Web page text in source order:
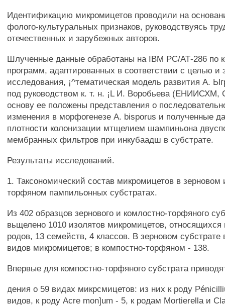
Идентификацию микромицетов проводили на
фолого-культуральных признаков, руководствуясь
отечественных и зарубежных авторов.
Шлученные данные обработаны на IBM РС/АТ-286 по
программ, адаптированных в соответствии с целью и
исследования, ¡^тематическая модель развития А.
под руководством к. т. н. ¡L И. Воробьева (ЕНИИСХМ,
основу ее положены представления о
изменения в морфогенезе A. bisporus и полученные
плотности колонизации мтщелием шампиньона
мембранных фильтров при инкубаадш в субстрате.
Результаты исследований.
1. Таксономический состав микромицетов в зерновом
торфяном пампильонных субстратах.
Из 402 образцов зернового и комлостно-торфяного
вьщелено 1010 изолятов микромицетов, относящихся
родов, 13 семейств, 4 классов. В зерновом субстрате
видов микромицетов; в компостно-торфяном - 138.
Впервые для компостно-торфяного субстрата
дения о 59 видах микрсмицетов: из них к роду
видов, к роду Acre mon]um - 5, к родам Mortierella и